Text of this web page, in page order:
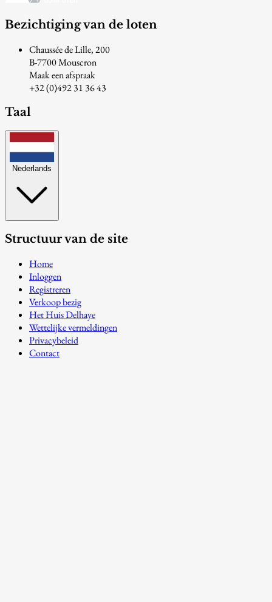
Bezichtiging van de loten
Chaussée de Lille, 200
B-7700 Mouscron
Maak een afspraak
+32 (0)492 31 36 43
Taal
Nederlands
Structuur van de site
Home
Inloggen
Registreren
Verkoop bezig
Het Huis Delhaye
Wettelijke vermeldingen
Privacybeleid
Contact